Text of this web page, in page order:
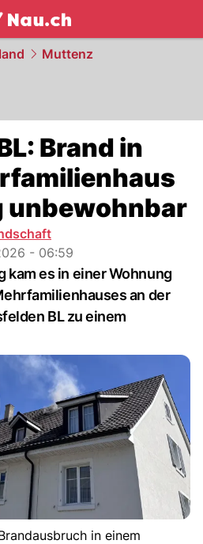
NAU.ch
Muttenz
Brand in
unbewohnbar
- 06:59
kam es in einer Wohnung
an der
BL zu einem
in einem